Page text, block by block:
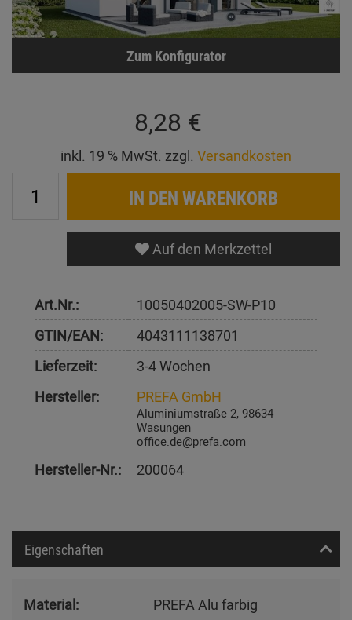
Zum Konfigurator
8,28 €
inkl. 19 % MwSt. zzgl. Versandkosten
IN DEN WARENKORB
Auf den Merkzettel
Art.Nr.:
10050402005-SW-P10
GTIN/EAN:
4043111138701
Lieferzeit:
3-4 Wochen
Hersteller:
PREFA GmbH
Aluminiumstraße 2, 98634
Wasungen
office.de@prefa.com
Hersteller-Nr.: 200064
Eigenschaften
Material:
PREFA Alu farbig